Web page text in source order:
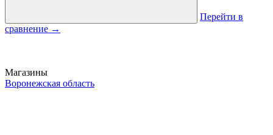
Перейти в
сравнение →
Магазины
Воронежская область